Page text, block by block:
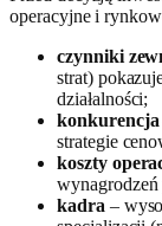
operacyjne i
czynniki
strat)
działalności;
konkurencja
strategie
koszty
wynagrodzeń
kadra –